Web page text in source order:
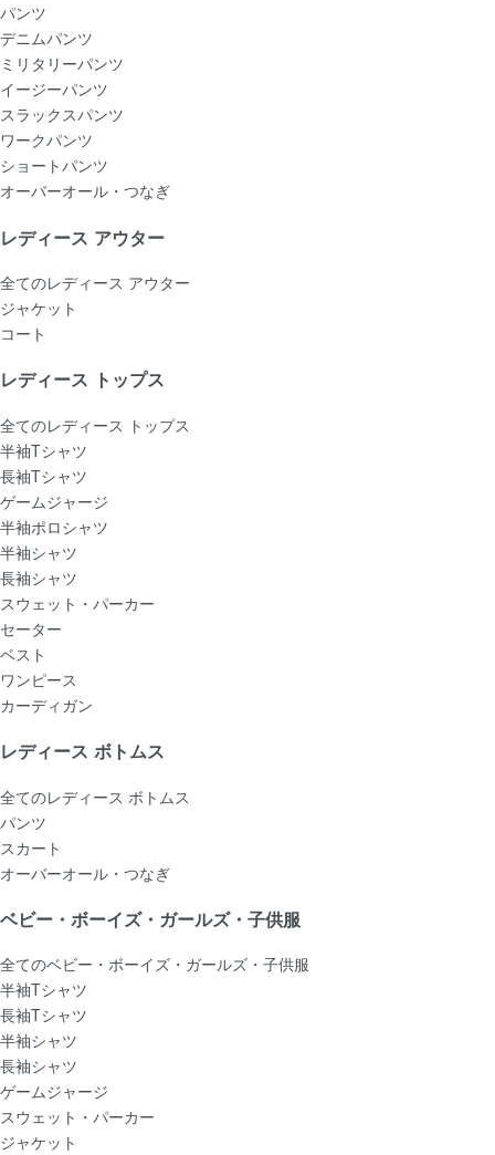
パンツ
デニムパンツ
ミリタリーパンツ
イージーパンツ
スラックスパンツ
ワークパンツ
ショートパンツ
オーバーオール・つなぎ
レディース アウター
全てのレディース アウター
ジャケット
コート
レディース トップス
全てのレディース トップス
半袖Tシャツ
長袖Tシャツ
ゲームジャージ
半袖ポロシャツ
半袖シャツ
長袖シャツ
スウェット・パーカー
セーター
ベスト
ワンピース
カーディガン
レディース ボトムス
全てのレディース ボトムス
パンツ
スカート
オーバーオール・つなぎ
ベビー・ボーイズ・ガールズ・子供服
全てのベビー・ボーイズ・ガールズ・子供服
半袖Tシャツ
長袖Tシャツ
半袖シャツ
長袖シャツ
ゲームジャージ
スウェット・パーカー
ジャケット